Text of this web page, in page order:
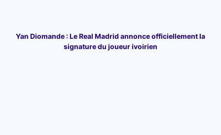
Yan Diomande : Le Real Madrid annonce officiellement la
signature du joueur ivoirien